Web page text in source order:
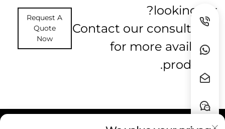
looking for?
Contact our consultants
for more available
products.
Request A
Quote
Now